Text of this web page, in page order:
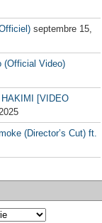
septembre 15,
(Official Video)
[VIDEO
(Director’s Cut) ft.